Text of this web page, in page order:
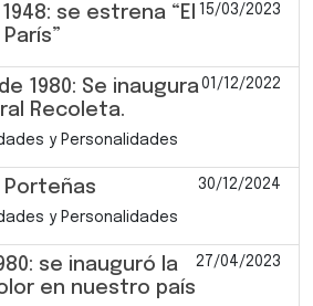
se estrena “El
15/03/2023
1980: Se inaugura
Recoleta.
01/12/2022
y Personalidades
Porteñas 30/12/2024
y Personalidades
se inauguró la
en nuestro país
27/04/2023